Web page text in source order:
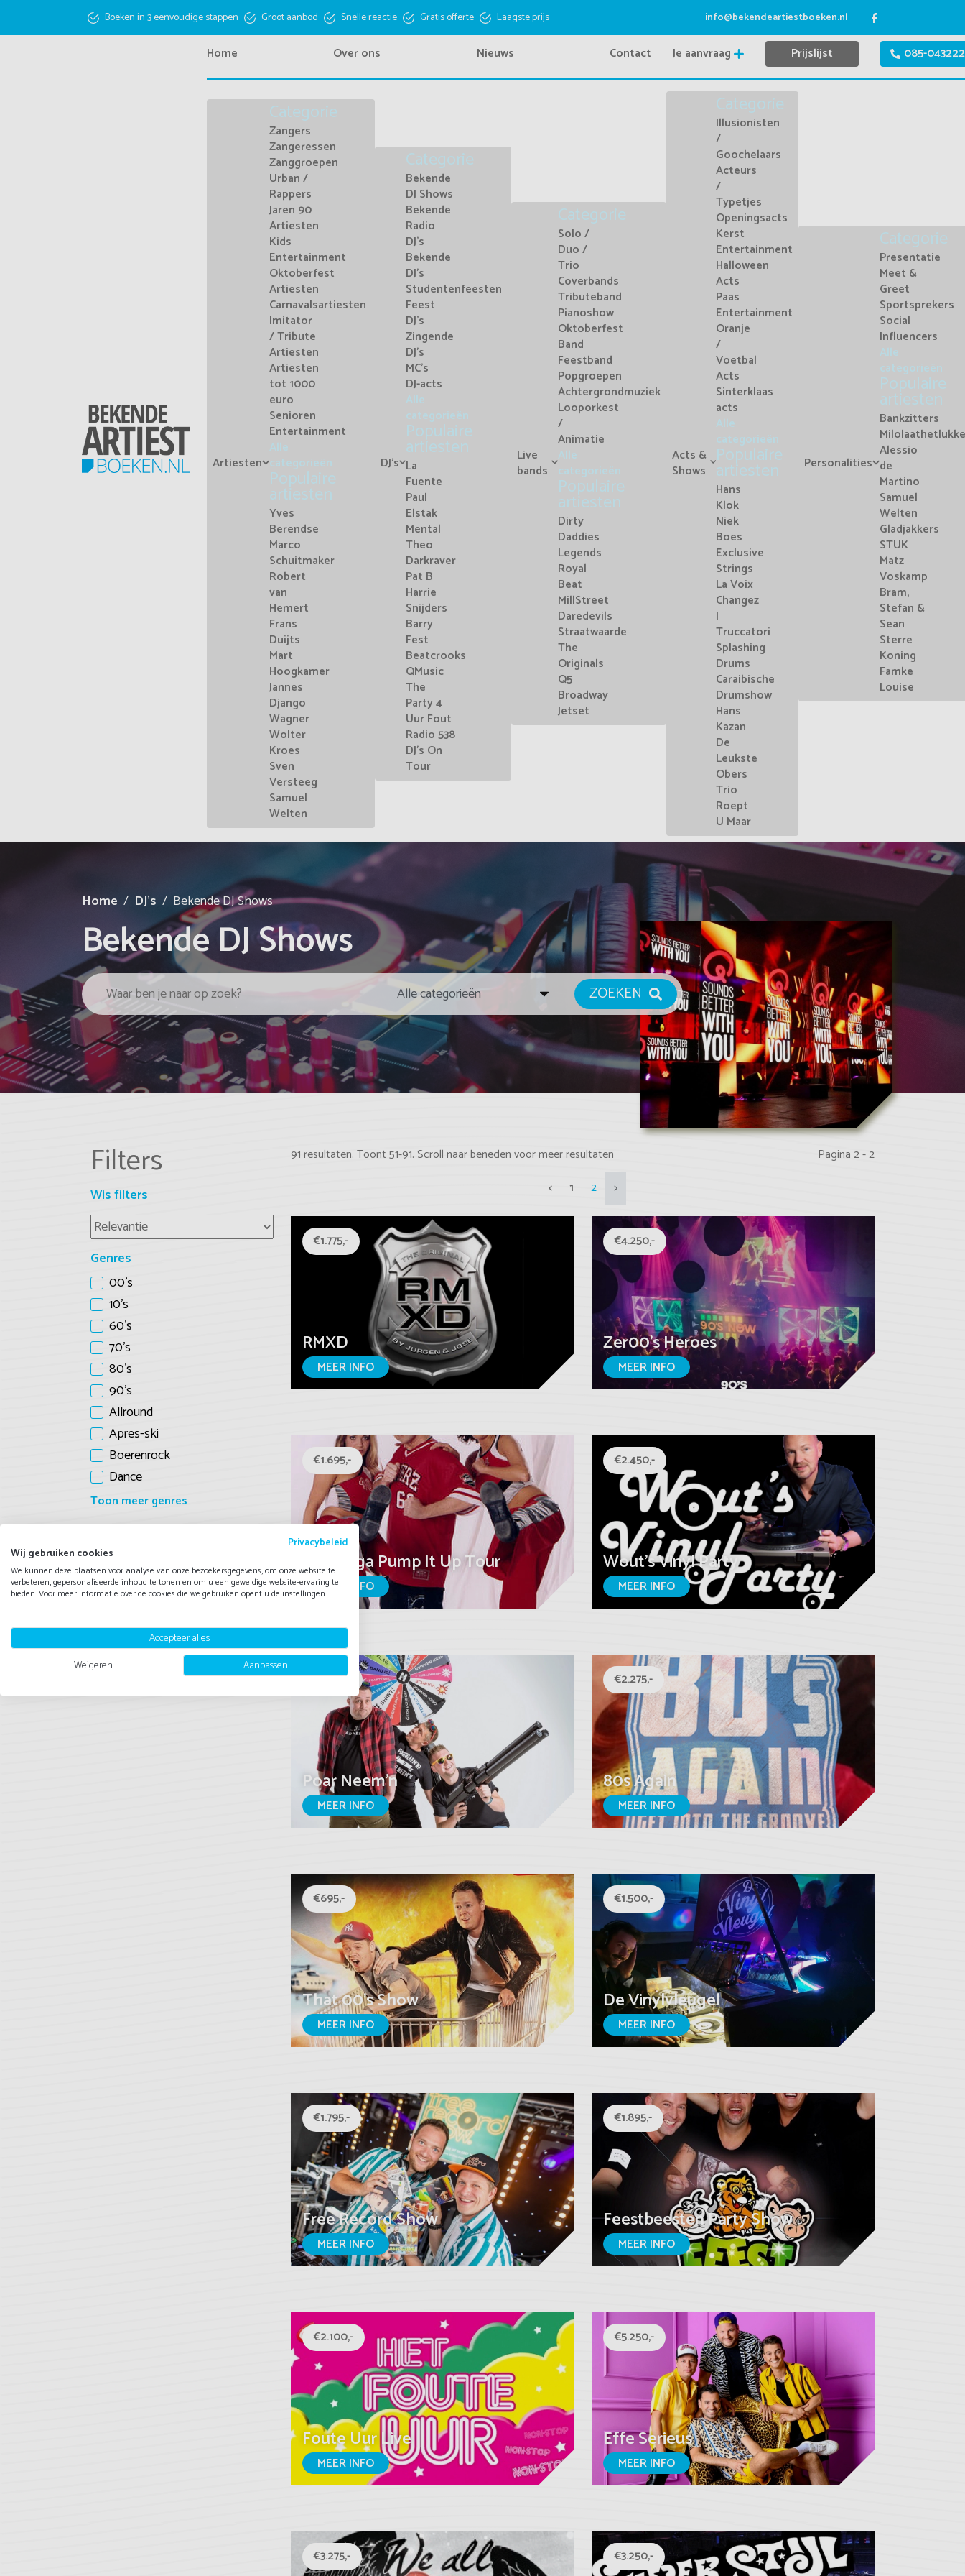
Boeken in 3 eenvoudige stappen Groot aanbod Snelle reactie Gratis offerte Laagste prijs info@bekendeartiestboeken.nl
Home Over ons Nieuws Contact Je aanvraag Prijslijst 085-
Artiesten
Categorie
Zangers
Zangeressen
Zanggroepen
Urban /
Rappers
Jaren 90
Artiesten
Kids
Entertainment
Oktoberfest
Artiesten
Carnavalsartiesten
Imitator
/ Tribute
Artiesten
Artiesten
tot 1000
euro
Senioren
Entertainment
Alle
categorieën
Populaire
artiesten
Yves
Berendse
Marco
Schuitmaker
Robert
van
Hemert
Frans
Duijts
Mart
Hoogkamer
Jannes
Django
Wagner
Wolter
Kroes
Sven
Versteeg
Samuel
Welten
DJ's
Categorie
Bekende
DJ Shows
Bekende
Radio
DJ's
Bekende
DJ's
Studentenfeesten
Feest
DJ's
Zingende
DJ's
MC's
DJ-acts
Alle
categorieën
Populaire
artiesten
La
Fuente
Paul
Elstak
Mental
Theo
Darkraver
Pat B
Harrie
Snijders
Barry
Fest
Beatcrooks
QMusic
The
Party 4
Uur Fout
Radio 538
DJ's On
Tour
Live
bands
Categorie
Solo /
Duo /
Trio
Coverbands
Tributeband
Pianoshow
Oktoberfest
Band
Feestband
Popgroepen
Achtergrondmuziek
Looporkest
/
Animatie
Alle
categorieën
Populaire
artiesten
Dirty
Daddies
Legends
Royal
Beat
MillStreet
Daredevils
Straatwaarde
The
Originals
Q5
Broadway
Jetset
Acts &
Shows
Categorie
Illusionisten
/
Goochelaars
Acteurs
/
Typetjes
Openingsacts
Kerst
Entertainment
Halloween
Acts
Paas
Entertainment
Oranje
/
Voetbal
Acts
Sinterklaas
acts
Alle
categorieën
Populaire
artiesten
Hans
Klok
Niek
Boes
Exclusive
Strings
La Voix
Changez
I
Truccatori
Splashing
Drums
Caraibische
Drumshow
Hans
Kazan
De
Leukste
Obers
Trio
Roept
U Maar
Personalities
Categorie
Presentatie
Meet &
Greet
Sportsprekers
Social
Influencers
Alle
categorieën
Populaire
artiesten
Bankzitters
Alessio
de
Martino
Samuel
Welten
Gladjakkers
STUK
Matz
Voskamp
Bram,
Stefan &
Sean
Sterre
Koning
Famke
Louise
Home DJ's Bekende DJ Shows
Bekende DJ Shows
ZOEKEN
Filters
Wis filters
Genres
00's
10's
60's
70's
80's
90's
Allround
Apres-ski
Boerenrock
Dance
Toon meer genres
Prijs
0
91 resultaten. Toont 51-91. Scroll naar beneden voor meer resultaten
Pagina 2 - 2
<
1 2 >
€1.775,-
RMXD
MEER INFO
€4.250,-
Zer00's Heroes
MEER INFO
€1.695,-
DJ Galaga Pump It Up Tour
MEER INFO
€2.450,-
Wout's Vinyl Party
MEER INFO
€1.995,-
Poar Neem'n
MEER INFO
€2.275,-
80s Again
MEER INFO
€695,-
That 00's Show
MEER INFO
€1.500,-
De Vinylvleugel
MEER INFO
€1.795,-
Free Record Show
MEER INFO
€1.895,-
Feestbeesten Party Show
MEER INFO
€2.100,-
Foute Uur Live
MEER INFO
€5.250,-
Effe Serieus
MEER INFO
€3.275,- €3.250,-
Privacybeleid
Wij gebruiken cookies
We kunnen deze plaatsen voor analyse van onze bezoekersgegevens, om onze website te
verbeteren, gepersonaliseerde inhoud te tonen en om u een geweldige website-ervaring te
bieden. Voor meer informatie over de cookies die we gebruiken opent u de instellingen.
Accepteer alles
Weigeren
Aanpassen